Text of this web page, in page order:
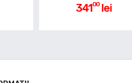
34100 lei